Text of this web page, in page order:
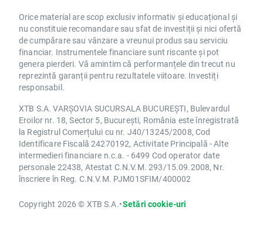
Orice material are scop exclusiv informativ și educațional și
nu constituie recomandare sau sfat de investiții și nici ofertă
de cumpărare sau vânzare a vreunui produs sau serviciu
financiar. Instrumentele financiare sunt riscante și pot
genera pierderi. Vă amintim că performanțele din trecut nu
reprezintă garanții pentru rezultatele viitoare. Investiți
responsabil.
XTB S.A. VARȘOVIA SUCURSALA BUCUREȘTI, Bulevardul
Eroilor nr. 18, Sector 5, București, România este înregistrată
la Registrul Comerțului cu nr. J40/13245/2008, Cod
Identificare Fiscală 24270192, Activitate Principală - Alte
intermedieri financiare n.c.a. - 6499 Cod operator date
personale 22438, Atestat C.N.V.M. 293/15.09.2008, Nr.
înscriere în Reg. C.N.V.M. PJM01SFIM/400002
Copyright 2026 © XTB S.A.•Setări cookie-uri